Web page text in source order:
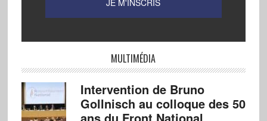
MULTIMÉDIA
Intervention de Bruno
Gollnisch au colloque des 50